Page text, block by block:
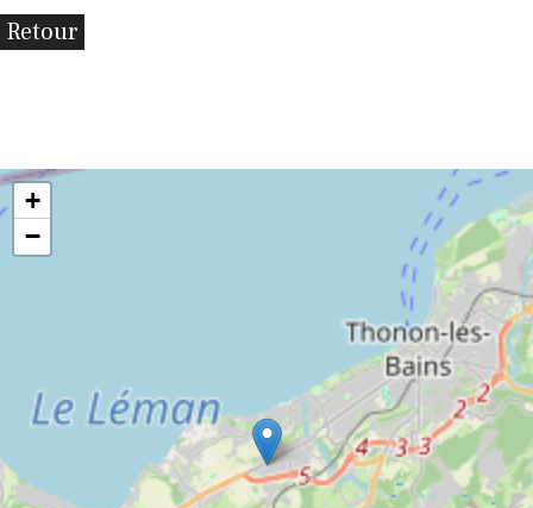
Retour
+
−